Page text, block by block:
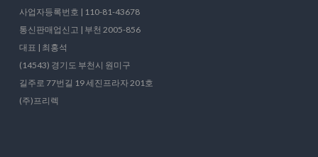
사업자등록번호 | 110-81-43678
통신판매업신고 | 부천 2005-856
대표 | 최홍석
(14543) 경기도 부천시 원미구
길주로 77번길 19 세진프라자 201호
(주)프리렉